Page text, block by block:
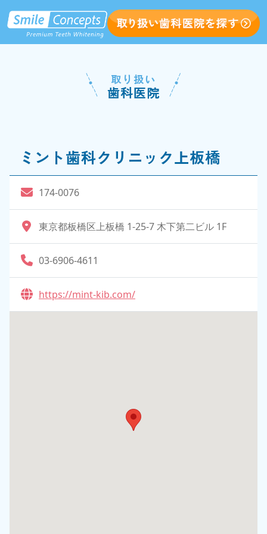
取り扱い
歯科医院
ミント歯科クリニック上板橋
174-0076
東京都板橋区上板橋 1-25-7 木下第二ビル 1F
03-6906-4611
https://mint-kib.com/